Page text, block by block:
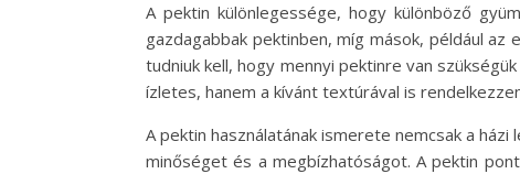
A pektin különlegessége, hogy különböző
gazdagabbak pektinben, míg mások, például
tudniuk kell, hogy mennyi pektinre van
ízletes, hanem a kívánt textúrával is
A pektin használatának ismerete nemcsak a
minőséget és a megbízhatóságot. A pektin